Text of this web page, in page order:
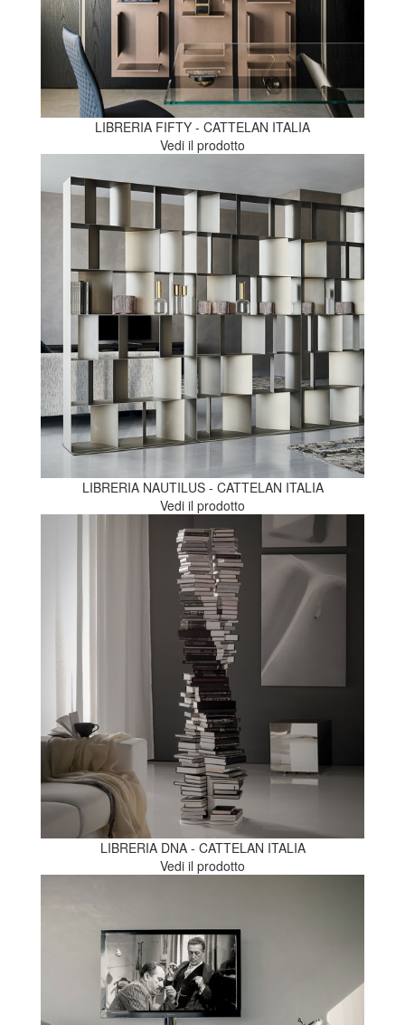
LIBRERIA FIFTY - CATTELAN ITALIA
Vedi il prodotto
LIBRERIA NAUTILUS - CATTELAN ITALIA
Vedi il prodotto
LIBRERIA DNA - CATTELAN ITALIA
Vedi il prodotto